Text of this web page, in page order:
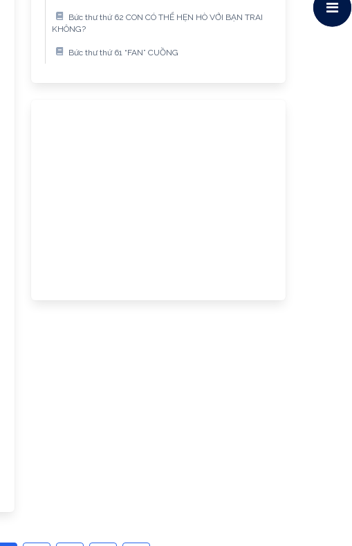
Bức thư thứ 62 CON CÓ THỂ HẸN HÒ VỚI BẠN TRAI
KHÔNG?
Bức thư thứ 61 “FAN” CUỒNG